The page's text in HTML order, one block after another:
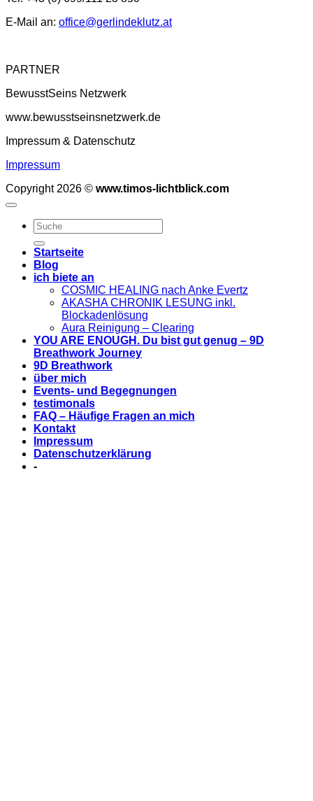
E-Mail an: office@gerlindeklutz.at
PARTNER
BewusstSeins Netzwerk
www.bewusstseinsnetzwerk.de
Impressum & Datenschutz
Impressum
Copyright 2026 © www.timos-lichtblick.com
Startseite
Blog
ich biete an
COSMIC HEALING nach Anke Evertz
AKASHA CHRONIK LESUNG inkl.
Blockadenlösung
Aura Reinigung – Clearing
YOU ARE ENOUGH. Du bist gut genug – 9D
Breathwork Journey
9D Breathwork
über mich
Events- und Begegnungen
testimonals
FAQ – Häufige Fragen an mich
Kontakt
Impressum
Datenschutzerklärung
-